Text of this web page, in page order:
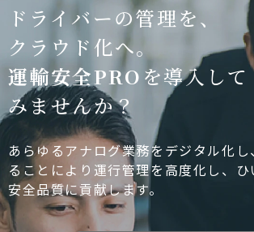
TOP
導入事例
製品・サービス
自動点呼
遠隔点呼
ドライバーの管理を、
クラウド化へ。
運輸安全PRO を導入して
みませんか？
あらゆるアナログ業務をデジタル化
ることにより運行管理を高度化し、
安全品質に貢献します。